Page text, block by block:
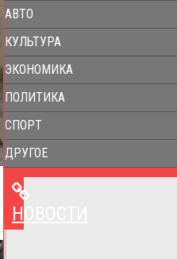
АВТО
КУЛЬТУРА
ЭКОНОМИКА
ПОЛИТИКА
СПОРТ
ДРУГОЕ
НОВОСТИ